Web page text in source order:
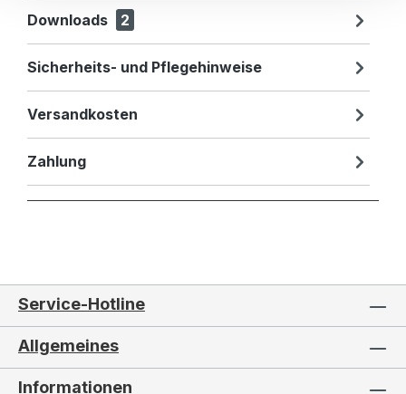
Downloads 2
Sicherheits- und Pflegehinweise
Versandkosten
Zahlung
Service-Hotline
Allgemeines
Informationen